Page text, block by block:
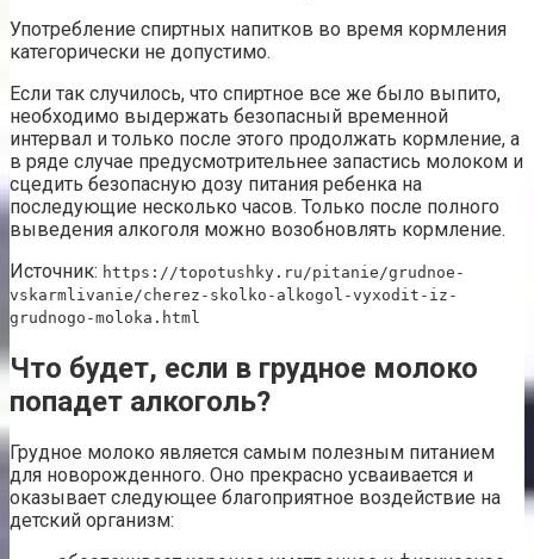
Употребление спиртных напитков во время кормления
категорически не допустимо.
Если так случилось, что спиртное все же было выпито,
необходимо выдержать безопасный временной
интервал и только после этого продолжать кормление, а
в ряде случае предусмотрительнее запастись молоком и
сцедить безопасную дозу питания ребенка на
последующие несколько часов. Только после полного
выведения алкоголя можно возобновлять кормление.
Источник: https://topotushky.ru/pitanie/grudnoe-
vskarmlivanie/cherez-skolko-alkogol-vyxodit-iz-
grudnogo-moloka.html
Что будет, если в грудное молоко
попадет алкоголь?
Грудное молоко является самым полезным питанием
для новорожденного. Оно прекрасно усваивается и
оказывает следующее благоприятное воздействие на
детский организм: